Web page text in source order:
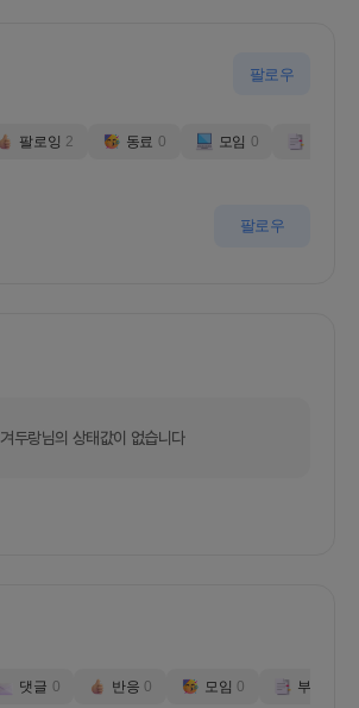
팔로우
팔로잉 2 동료 0 모임 0
팔로우
겨두랑님의 상태값이 없습니다
댓글 0 반응 0 모임 0 부스